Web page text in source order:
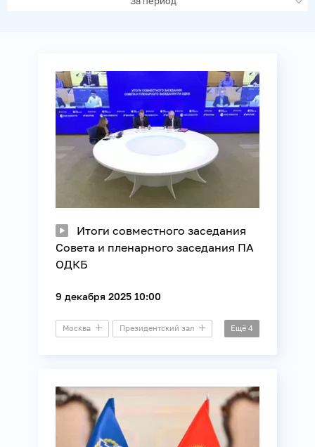
Итоги совместного заседания
Совета и пленарного заседания ПА
ОДКБ
9 декабря 2025 10:00
Москва Президентский зал
Международные отношения
ОДКБ
Ещё 4